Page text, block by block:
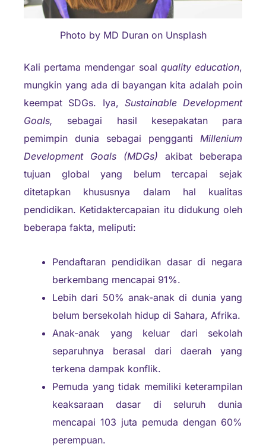
Photo by MD Duran on Unsplash
Kali pertama mendengar soal quality education,
mungkin yang ada di bayangan kita adalah poin
keempat SDGs. Iya, Sustainable Development
Goals, sebagai hasil kesepakatan para
pemimpin dunia sebagai pengganti Millenium
Development Goals (MDGs) akibat beberapa
tujuan global yang belum tercapai sejak
ditetapkan khususnya dalam hal kualitas
pendidikan. Ketidaktercapaian itu didukung oleh
beberapa fakta, meliputi:
Pendaftaran pendidikan dasar di negara
berkembang mencapai 91%.
Lebih dari 50% anak-anak di dunia yang
belum bersekolah hidup di Sahara, Afrika.
Anak-anak yang keluar dari sekolah
separuhnya berasal dari daerah yang
terkena dampak konflik.
Pemuda yang tidak memiliki keterampilan
keaksaraan dasar di seluruh dunia
mencapai 103 juta pemuda dengan 60%
perempuan.